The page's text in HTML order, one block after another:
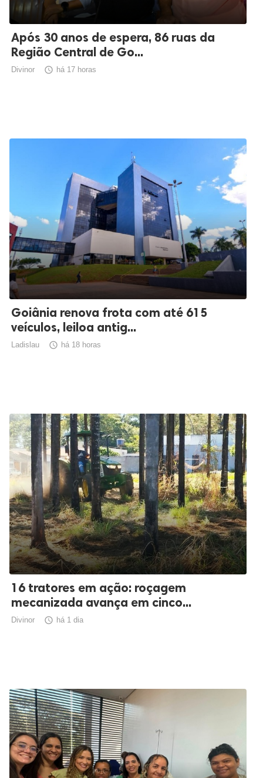
Após 30 anos de espera, 86 ruas da
Região Central de Go...
Divinor  há 17 horas
Goiânia renova frota com até 615
veículos, leiloa antig...
Ladislau  há 18 horas
16 tratores em ação: roçagem
mecanizada avança em cinco...
Divinor  há 1 dia